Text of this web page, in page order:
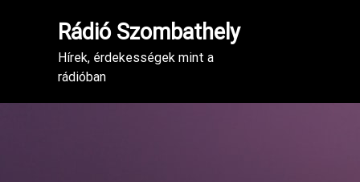
Rádió Szombathely
Hírek, érdekességek mint a
rádióban